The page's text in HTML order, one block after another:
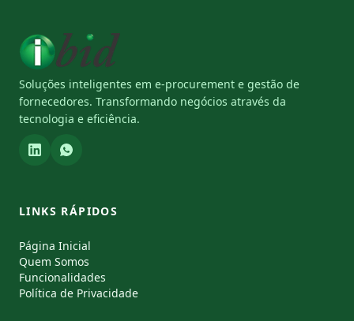
Soluções inteligentes em e-procurement e gestão de
fornecedores. Transformando negócios através da
tecnologia e eficiência.
LINKS RÁPIDOS
Página Inicial
Quem Somos
Funcionalidades
Política de Privacidade